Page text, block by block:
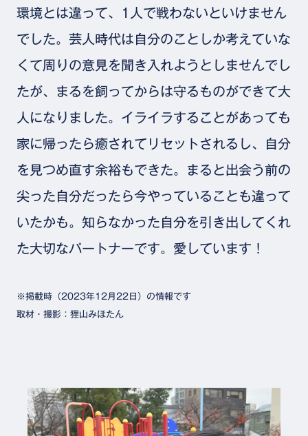
環境とは違って、1人で戦わないといけません
でした。芸人時代は自分のことしか考えていな
くて周りの意見を聞き入れようとしませんでし
たが、まるを飼ってからは守るものができて大
人になりました。イライラすることがあっても
家に帰ったら癒されてリセットされるし、自分
を見つめ直す余裕もできた。まると出会う前の
尖った自分だったら今やっていることも違って
いたかも。知らなかった自分を引き出してくれ
た大切なパートナーです。愛しています！
※掲載時（2023年12月22日）の情報です
取材・撮影：狸山みほたん